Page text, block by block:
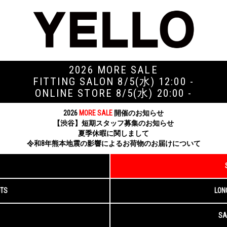
2026 MORE SALE
FITTING SALON 8/5(水) 12:00 -
ONLINE STORE 8/5(水) 20:00 -
2026 MORE SALE 開催のお知らせ
【渋谷】短期スタッフ募集のお知らせ
夏季休暇に関しまして
令和8年熊本地震の影響によるお荷物のお届けについて